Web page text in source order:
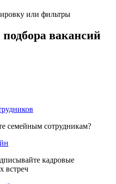
или фильтры
вакансий
семейным сотрудникам?
кадровые
встреч